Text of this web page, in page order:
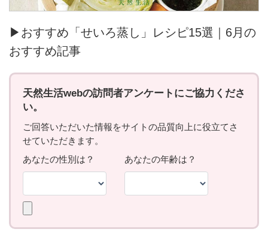
▶おすすめ「せいろ蒸し」レシピ15選｜6月の
おすすめ記事